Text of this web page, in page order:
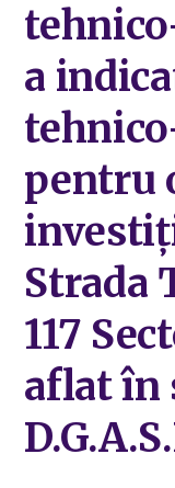
a
pentru
Strada
117
aflat în